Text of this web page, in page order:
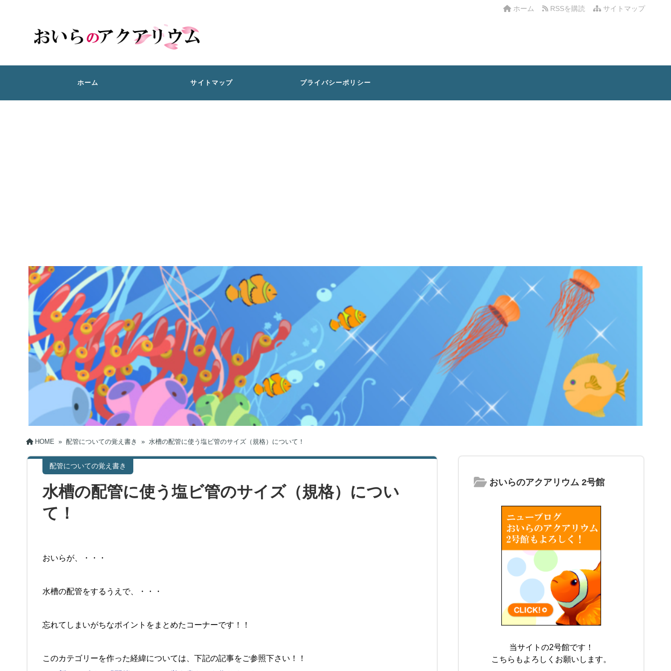
サイトマップ
RSSを購読
ホーム
ホーム サイトマップ プライバシーポリシー
HOME » 配管についての覚え書き » 水槽の配管に使う塩ビ管のサイズ（規格）について！
配管についての覚え書き
水槽の配管に使う塩ビ管のサイズ（規格）につい
て！
おいらが、・・・
水槽の配管をするうえで、・・・
忘れてしまいがちなポイントをまとめたコーナーです！！
このカテゴリーを作った経緯については、下記の記事をご参照下さい！！
おいらのアクアリウム 2号館
当サイトの2号館です！
こちらもよろしくお願いします。